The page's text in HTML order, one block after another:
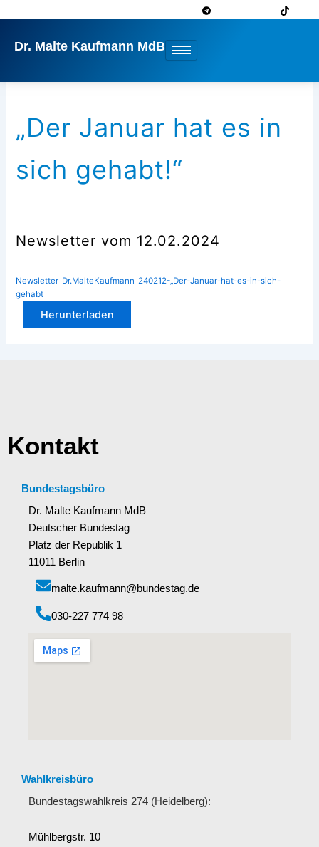
springen
Dr. Malte Kaufmann MdB
„Der Januar hat es in
sich gehabt!“
Newsletter vom 12.02.2024
Newsletter_Dr.MalteKaufmann_240212-„Der-Januar-hat-es-in-sich-
gehabt
Herunterladen
Kontakt
Bundestagsbüro
Dr. Malte Kaufmann MdB
Deutscher Bundestag
Platz der Republik 1
11011 Berlin
malte.kaufmann@bundestag.de
‭030-227 774 98‬
Wahlkreisbüro
Bundestagswahlkreis 274 (Heidelberg):
Mühlbergstr. 10